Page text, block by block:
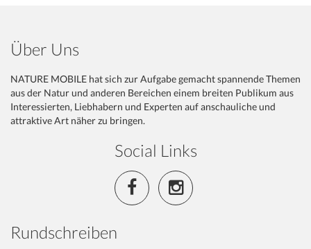
Über Uns
NATURE MOBILE hat sich zur Aufgabe gemacht spannende Themen
aus der Natur und anderen Bereichen einem breiten Publikum aus
Interessierten, Liebhabern und Experten auf anschauliche und
attraktive Art näher zu bringen.
Social Links
Rundschreiben